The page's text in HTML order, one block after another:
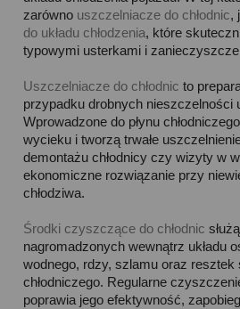
zarówno uszczelniacze do chłodnic,
do układu chłodzenia, które
typowymi usterkami i
Uszczelniacze do chłodnic to
przypadku drobnych nieszczelności
Wprowadzone do płynu
wycieku i tworzą trwałe
demontażu chłodnicy czy wizyty w
ekonomiczne rozwiązanie przy
chłodziwa.
Środki czyszczące do chłodnic
nagromadzonych wewnątrz układu
wodnego, rdzy, szlamu oraz resztek
chłodniczego. Regularne
poprawia jego efektywność,